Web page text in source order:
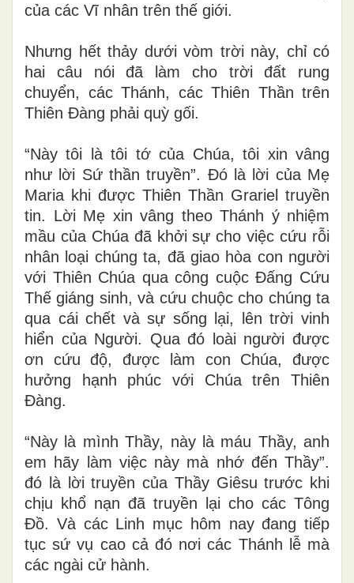
của các Vĩ nhân trên thế giới.
Nhưng hết thảy dưới vòm trời này, chỉ có
hai câu nói đã làm cho trời đất rung
chuyển, các Thánh, các Thiên Thần trên
Thiên Đàng phải quỳ gối.
“Này tôi là tôi tớ của Chúa, tôi xin vâng
như lời Sứ thần truyền”. Đó là lời của Mẹ
Maria khi được Thiên Thần Grariel truyền
tin. Lời Mẹ xin vâng theo Thánh ý nhiệm
mầu của Chúa đã khởi sự cho việc cứu rỗi
nhân loại chúng ta, đã giao hòa con người
với Thiên Chúa qua công cuộc Đấng Cứu
Thế giáng sinh, và cứu chuộc cho chúng ta
qua cái chết và sự sống lại, lên trời vinh
hiển của Người. Qua đó loài người được
ơn cứu độ, được làm con Chúa, được
hưởng hạnh phúc với Chúa trên Thiên
Đàng.
“Này là mình Thầy, này là máu Thầy, anh
em hãy làm việc này mà nhớ đến Thầy”.
đó là lời truyền của Thầy Giêsu trước khi
chịu khổ nạn đã truyền lại cho các Tông
Đồ. Và các Linh mục hôm nay đang tiếp
tục sứ vụ cao cả đó nơi các Thánh lễ mà
các ngài cử hành.